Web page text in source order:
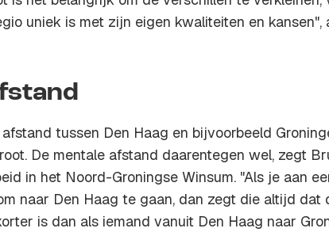
uniek is met zijn eigen kwaliteiten en kansen",
tussen Den Haag en bijvoorbeeld
De mentale afstand daarentegen wel, zegt
in het Noord-Groningse Winsum. "Als je aan
naar Den Haag te gaan, dan zegt die altijd dat
is dan als iemand vanuit Den Haag naar